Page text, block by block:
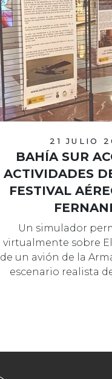
21 JULIO
BAHÍA SUR
ACTIVIDADES
FESTIVAL
Un simulador
virtualmente sobre
de un avión de la
escenario realista